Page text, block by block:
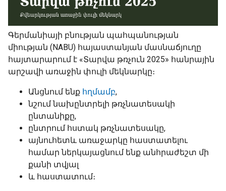
Գերմանիայի բնության պահպանության
միության (NABU) հայաստանյան մասնաճյուղը
հայտարարում է «Տարվա թռչուն 2025» հանրային
արշավի առաջին փուլի մեկնարկը։
Անցնում ենք հղմամբ,
նշում նախընտրելի թռչնատեսակի
ընտանիքը,
ընտրում հստակ թռչնատեսակը,
այնուհետև առաջարկը հաստատելու
համար ներկայացնում ենք անհրաժեշտ մի
քանի տվյալ
և հաստատում։